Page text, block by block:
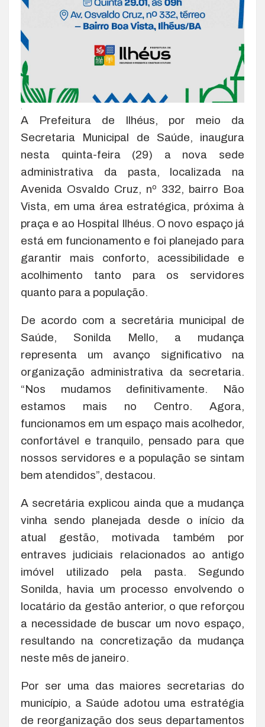
A Prefeitura de Ilhéus, por meio da
Secretaria Municipal de Saúde, inaugura
nesta quinta-feira (29) a nova sede
administrativa da pasta, localizada na
Avenida Osvaldo Cruz, nº 332, bairro Boa
Vista, em uma área estratégica, próxima à
praça e ao Hospital Ilhéus. O novo espaço já
está em funcionamento e foi planejado para
garantir mais conforto, acessibilidade e
acolhimento tanto para os servidores
quanto para a população.
De acordo com a secretária municipal de
Saúde, Sonilda Mello, a mudança
representa um avanço significativo na
organização administrativa da secretaria.
“Nos mudamos definitivamente. Não
estamos mais no Centro. Agora,
funcionamos em um espaço mais acolhedor,
confortável e tranquilo, pensado para que
nossos servidores e a população se sintam
bem atendidos”, destacou.
A secretária explicou ainda que a mudança
vinha sendo planejada desde o início da
atual gestão, motivada também por
entraves judiciais relacionados ao antigo
imóvel utilizado pela pasta. Segundo
Sonilda, havia um processo envolvendo o
locatário da gestão anterior, o que reforçou
a necessidade de buscar um novo espaço,
resultando na concretização da mudança
neste mês de janeiro.
Por ser uma das maiores secretarias do
município, a Saúde adotou uma estratégia
de reorganização dos seus departamentos